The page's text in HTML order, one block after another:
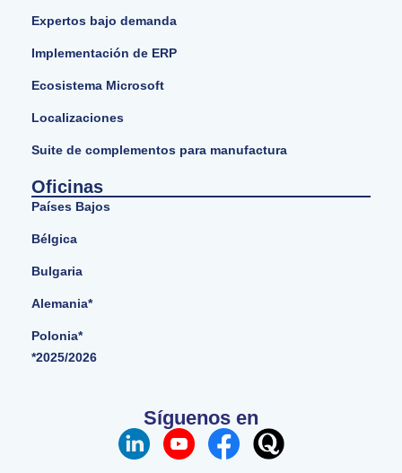
Expertos bajo demanda
Implementación de ERP
Ecosistema Microsoft
Localizaciones
Suite de complementos para manufactura
Oficinas
Países Bajos
Bélgica
Bulgaria
Alemania*
Polonia*
*2025/2026
Síguenos en